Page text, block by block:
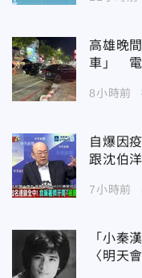
高雄晚
車」 電
8小時前
自爆因
跟沈伯
7小時前
「小秦
〈明天